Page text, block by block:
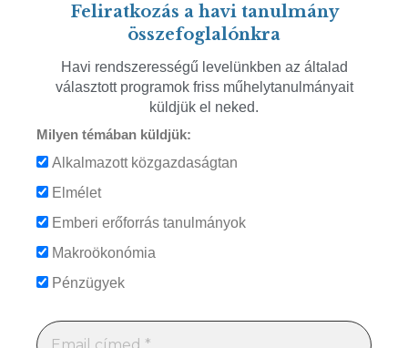
Feliratkozás a havi tanulmány
összefoglalónkra
Havi rendszerességű levelünkben az általad
választott programok friss műhelytanulmányait
küldjük el neked.
Milyen témában küldjük:
Alkalmazott közgazdaságtan
Elmélet
Emberi erőforrás tanulmányok
Makroökonómia
Pénzügyek